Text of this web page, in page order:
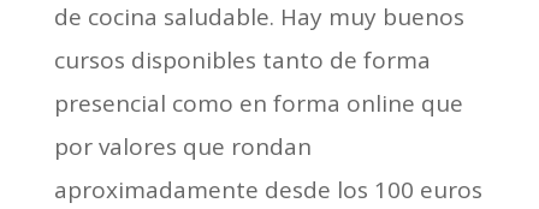
de cocina saludable. Hay muy buenos
cursos disponibles tanto de forma
presencial como en forma online que
por valores que rondan
aproximadamente desde los 100 euros